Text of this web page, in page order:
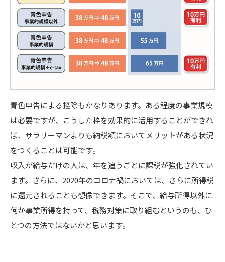
青色申告による控除もかなりあります。ある程度の事業規模
は必要ですが、こうした枠を効果的に活用することができれ
ば、サラリーマンよりも納税額においてメリットがある状況
をつくることは可能です。
収入が給与だけの人は、年を追うごとに課税が強化されてい
ます。さらに、2020年のコロナ禍においては、さらに所得税
に還元されることも想像できます。そこで、給与所得以外に
何か事業所得を持って、税務対策に取り組むというのも、ひ
とつの方法ではないかと思います。